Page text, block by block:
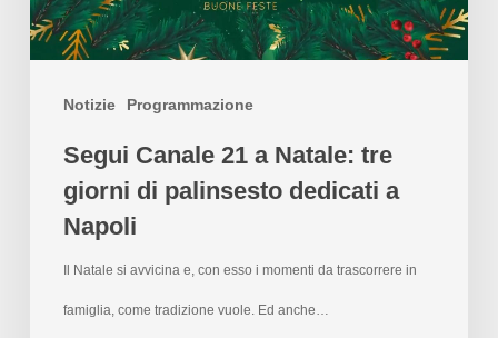
Notizie Programmazione
Segui Canale 21 a Natale: tre
giorni di palinsesto dedicati a
Napoli
Il Natale si avvicina e, con esso i momenti da trascorrere in
famiglia, come tradizione vuole. Ed anche…